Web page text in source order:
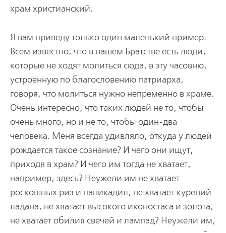
храм христианский.
Я вам приведу только один маленький пример.
Всем известно, что в нашем Братстве есть люди,
которые не ходят молиться сюда, в эту часовню,
устроенную по благословению патриарха,
говоря, что молиться нужно непременно в храме.
Очень интересно, что таких людей не то, чтобы
очень много, но и не то, чтобы один-два
человека. Меня всегда удивляло, откуда у людей
рождается такое сознание? И чего они ищут,
приходя в храм? И чего им тогда не хватает,
например, здесь? Неужели им не хватает
роскошных риз и паникадил, не хватает курений
ладана, не хватает высокого иконостаса и золота,
не хватает обилия свечей и лампад? Неужели им,